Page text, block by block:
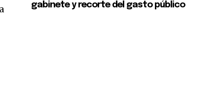
gabinete y recorte del gasto público